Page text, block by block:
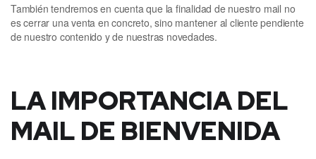
También tendremos en cuenta que la finalidad de nuestro mail no
es cerrar una venta en concreto, sino mantener al cliente pendiente
de nuestro contenido y de nuestras novedades.
LA IMPORTANCIA DEL
MAIL DE BIENVENIDA